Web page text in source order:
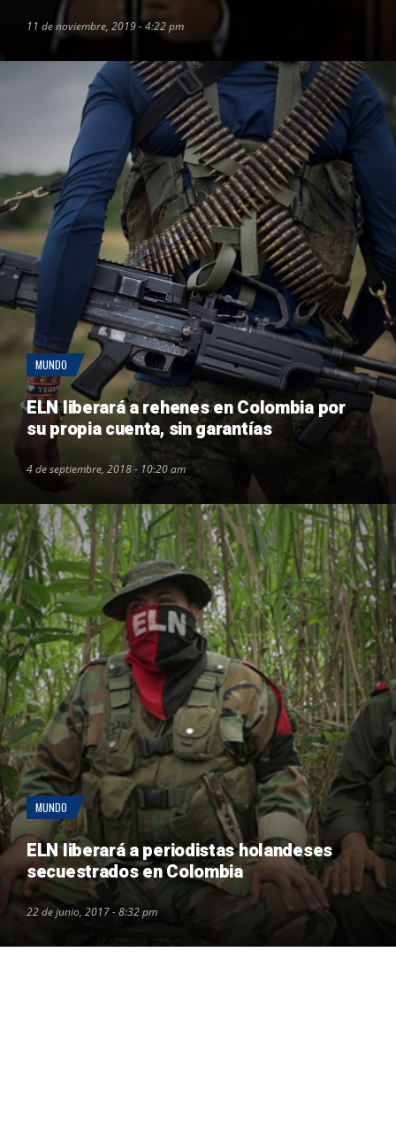
11 de noviembre, 2019 - 4:22 pm
MUNDO
ELN liberará a rehenes en Colombia por
su propia cuenta, sin garantías
4 de septiembre, 2018 - 10:20 am
MUNDO
ELN liberará a periodistas holandeses
secuestrados en Colombia
22 de junio, 2017 - 8:32 pm